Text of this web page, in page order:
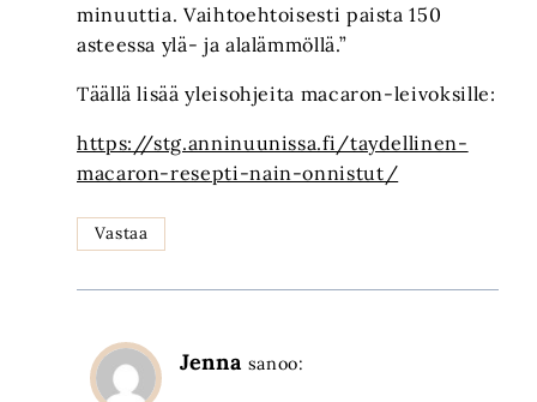
minuuttia. Vaihtoehtoisesti paista 150
asteessa ylä- ja alalämmöllä.”
Täällä lisää yleisohjeita macaron-leivoksille:
https://stg.anninuunissa.fi/taydellinen-
macaron-resepti-nain-onnistut/
Vastaa
Jenna sanoo: